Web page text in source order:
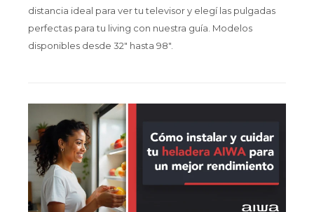
distancia ideal para ver tu televisor y elegí las pulgadas
perfectas para tu living con nuestra guía. Modelos
disponibles desde 32" hasta 98".